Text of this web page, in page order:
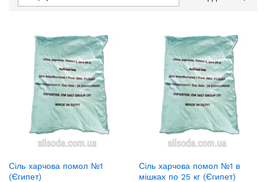
Сіль харчова помол №1
(Єгипет)
Сіль харчова помол №1 в
мішках по 25 кг (Єгипет)